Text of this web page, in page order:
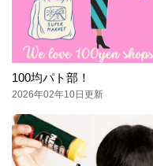
100均パト部！
2026年02年10日更新